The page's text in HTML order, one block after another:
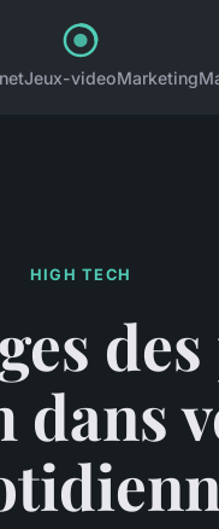
Jeux-videoMarketing
HIGH TECH